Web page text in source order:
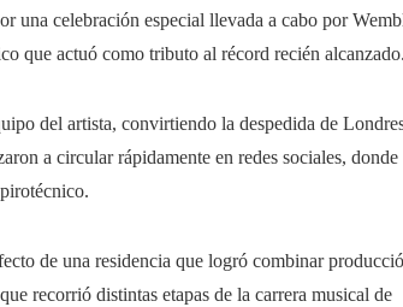
una celebración especial llevada a cabo por
que actuó como tributo al récord recién alcanzado.
del artista, convirtiendo la despedida de
a circular rápidamente en redes sociales, donde
de una residencia que logró combinar
recorrió distintas etapas de la carrera musical de